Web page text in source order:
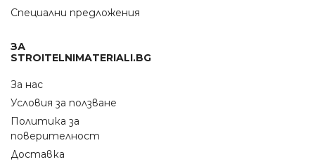
Специални предложения
ЗА
STROITELNIMATERIALI.BG
За нас
Условия за ползване
Политика за
поверителност
Доставка